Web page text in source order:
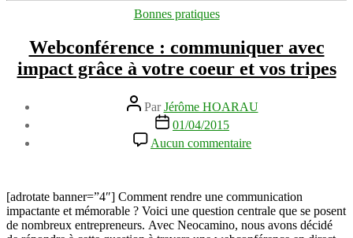
Catégories
Bonnes pratiques
Webconférence : communiquer avec
impact grâce à votre coeur et vos tripes
Auteur
de
l’article
ParJérôme HOARAU
Date
l’article
01/04/2015
Aucun commentaire
Webconférence
avec
impact
grâce
[adrotate banner=”4″] Comment rendre une communication
impactante et mémorable ? Voici une question centrale que se posent
de nombreux entrepreneurs. Avec Neocamino, nous avons décidé